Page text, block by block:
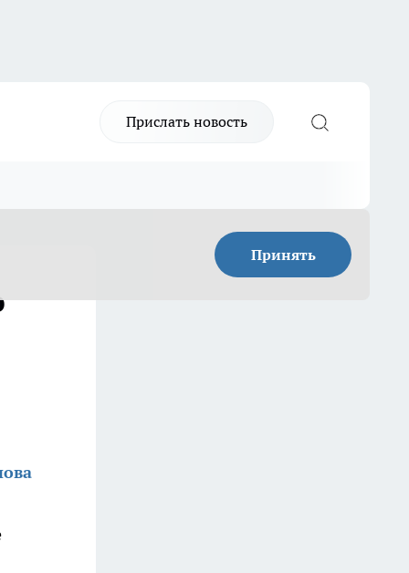
Прислать новость
Принять